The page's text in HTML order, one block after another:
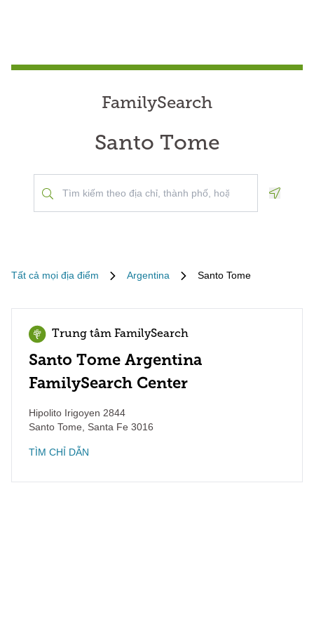
FamilySearch
Santo Tome
Tất cả mọi địa điểm Argentina Santo Tome
Trung tâm FamilySearch
Santo Tome Argentina
FamilySearch Center
Hipolito Irigoyen 2844
Santo Tome
Santa Fe 3016
TÌM CHỈ DẪN